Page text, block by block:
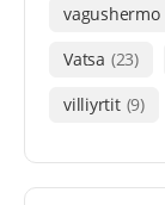
vagushermo
Vatsa (23)
villiyrtit (9)